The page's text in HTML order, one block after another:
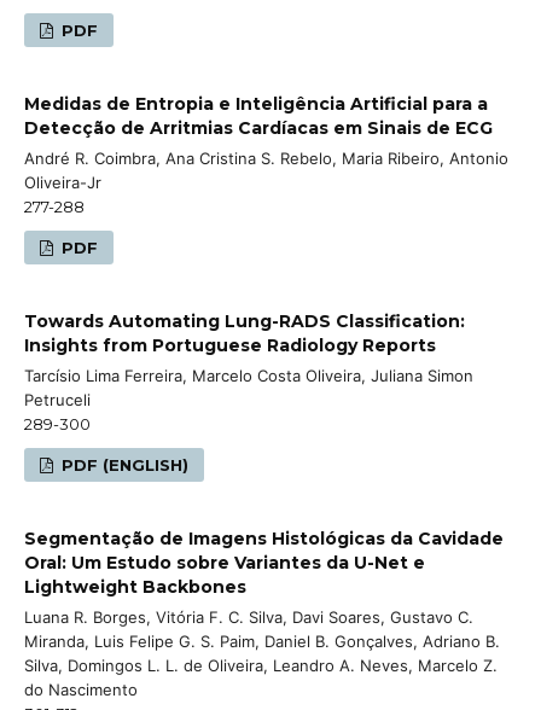
PDF
Medidas de Entropia e Inteligência Artificial para a
Detecção de Arritmias Cardíacas em Sinais de ECG
André R. Coimbra, Ana Cristina S. Rebelo, Maria Ribeiro, Antonio
Oliveira-Jr
277-288
PDF
Towards Automating Lung-RADS Classification:
Insights from Portuguese Radiology Reports
Tarcísio Lima Ferreira, Marcelo Costa Oliveira, Juliana Simon
Petruceli
289-300
PDF (ENGLISH)
Segmentação de Imagens Histológicas da Cavidade
Oral: Um Estudo sobre Variantes da U-Net e
Lightweight Backbones
Luana R. Borges, Vitória F. C. Silva, Davi Soares, Gustavo C.
Miranda, Luis Felipe G. S. Paim, Daniel B. Gonçalves, Adriano B.
Silva, Domingos L. L. de Oliveira, Leandro A. Neves, Marcelo Z.
do Nascimento